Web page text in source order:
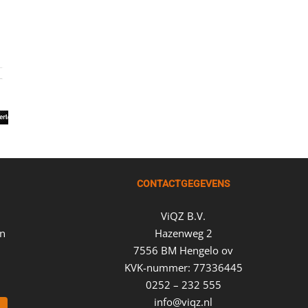
CONTACTGEGEVENS
ViQZ B.V.
Hazenweg 2
7556 BM Hengelo ov
KVK-nummer: 77336445
0252 – 232 555
info@viqz.nl